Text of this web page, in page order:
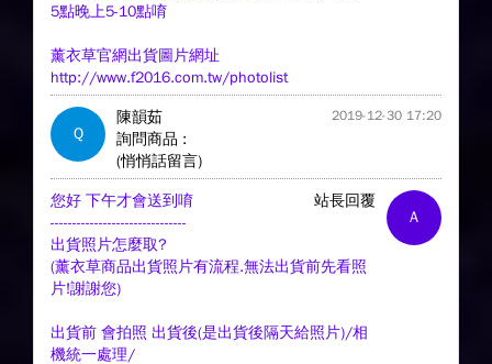
5點晚上5-10點唷
薰衣草官網出貨圖片網址
http://www.f2016.com.tw/photolist
Q
陳韻茹 2019-12-30 17:20
詢問商品 :
(悄悄話留言)
A
站長回覆
您好 下午才會送到唷
-------------------------------
出貨照片怎麼取?
(薰衣草商品出貨照片有流程.無法出貨前先看照
片!謝謝您)
出貨前 會拍照 出貨後(是出貨後隔天給照片)/相
機統一處理/